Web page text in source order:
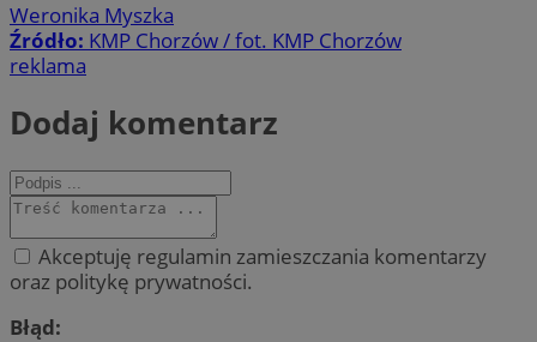
Weronika Myszka
Źródło: KMP Chorzów / fot. KMP Chorzów
reklama
Dodaj komentarz
Akceptuję regulamin zamieszczania komentarzy
oraz politykę prywatności.
Błąd: